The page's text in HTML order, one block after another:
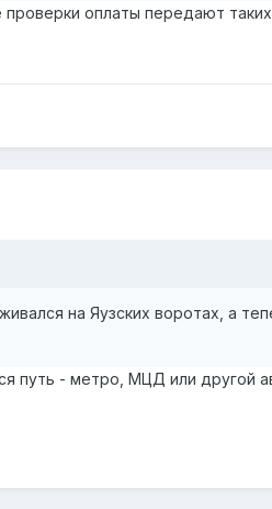
оплаты передают
на Яузских воротах, а
путь - метро, МЦД или другой